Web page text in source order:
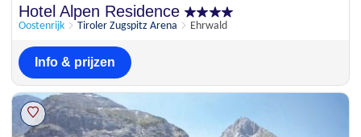
Schitterend
80 beoordelingen
Hotel Alpen Residence
Oostenrijk Tiroler Zugspitz Arena Ehrwald
Info & prijzen